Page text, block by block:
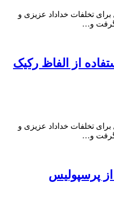
تخلفات خداداد عزیزی و
و…
از الفاظ رکیک
تخلفات خداداد عزیزی و
و…
پرسپولیس